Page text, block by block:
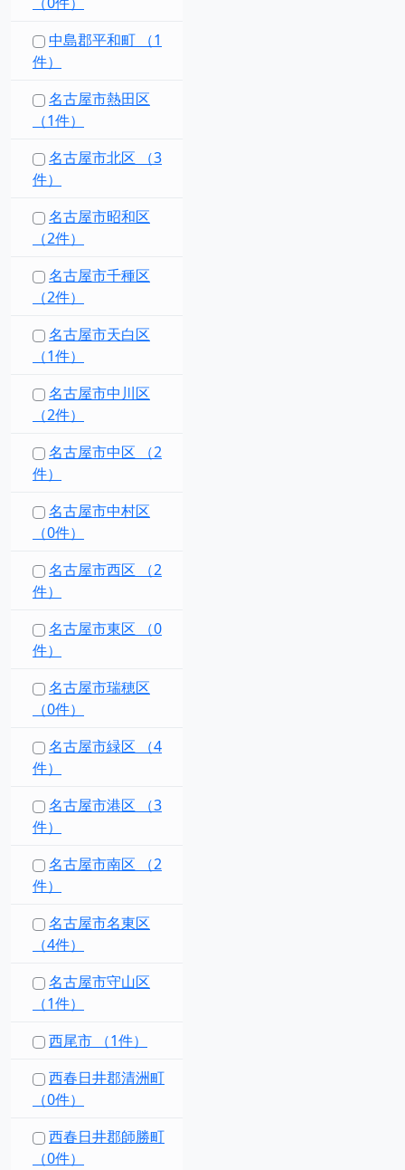
中島郡平和町 （1
件）
名古屋市熱田区
（1件）
名古屋市北区 （3
件）
名古屋市昭和区
（2件）
名古屋市千種区
（2件）
名古屋市天白区
（1件）
名古屋市中川区
（2件）
名古屋市中区 （2
件）
名古屋市中村区
（0件）
名古屋市西区 （2
件）
名古屋市東区 （0
件）
名古屋市瑞穂区
（0件）
名古屋市緑区 （4
件）
名古屋市港区 （3
件）
名古屋市南区 （2
件）
名古屋市名東区
（4件）
名古屋市守山区
（1件）
西尾市 （1件）
西春日井郡清洲町
（0件）
西春日井郡師勝町
（0件）